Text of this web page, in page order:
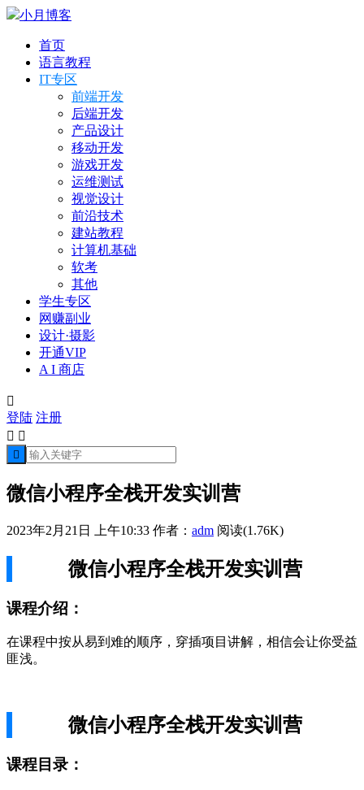
小月博客
首页
语言教程
IT专区
前端开发
后端开发
产品设计
移动开发
游戏开发
运维测试
视觉设计
前沿技术
建站教程
计算机基础
软考
其他
学生专区
网赚副业
设计·摄影
开通VIP
A I 商店

登陆 注册
 

微信小程序全栈开发实训营
2023年2月21日 上午10:33 作者： adm 阅读(1.76K)
微信小程序全栈开发实训营
课程介绍：
在课程中按从易到难的顺序，穿插项目讲解，相信会让你受益
匪浅。
微信小程序全栈开发实训营
课程目录：